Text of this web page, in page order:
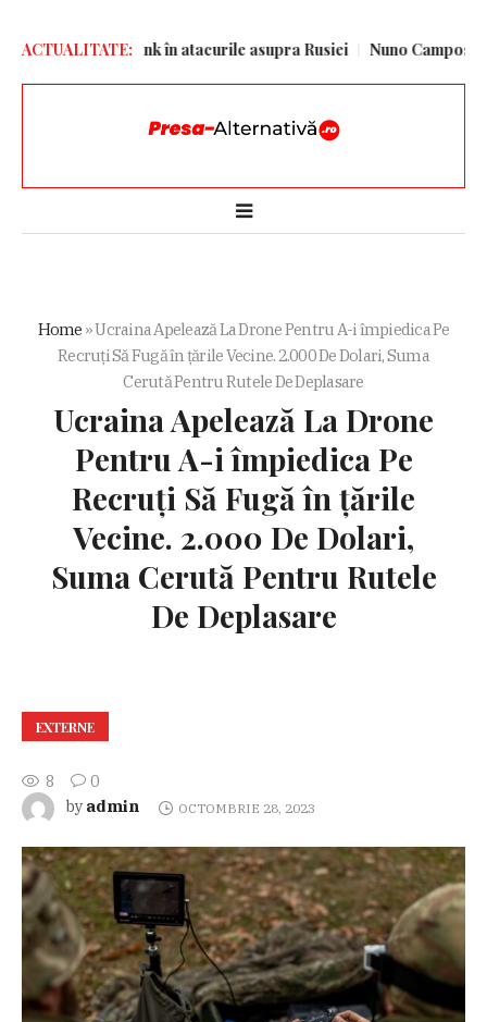
ACTUALITATE:
utiliza Starlink în atacurile asupra Rusiei Nuno Campos își ține
Home »Ucraina Apelează La Drone Pentru A-i împiedica Pe
Recruţi Să Fugă în ţările Vecine. 2.000 De Dolari, Suma
Cerută Pentru Rutele De Deplasare
Ucraina Apelează La Drone
Pentru A-i împiedica Pe
Recruţi Să Fugă în ţările
Vecine. 2.000 De Dolari,
Suma Cerută Pentru Rutele
De Deplasare
EXTERNE
8
0
by admin OCTOMBRIE 28, 2023